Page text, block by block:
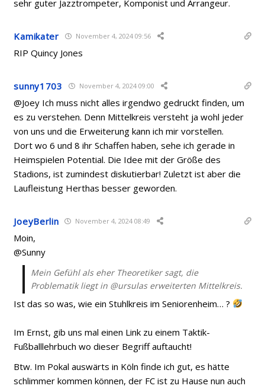
sehr guter Jazztrompeter, Komponist und Arrangeur.
Kamikater November 4, 2024 09:56
RIP Quincy Jones
sunny1703 November 4, 2024 09:00
@Joey Ich muss nicht alles irgendwo gedruckt finden, um
es zu verstehen. Denn Mittelkreis versteht ja wohl jeder
von uns und die Erweiterung kann ich mir vorstellen.
Dort wo 6 und 8 ihr Schaffen haben, sehe ich gerade in
Heimspielen Potential. Die Idee mit der Größe des
Stadions, ist zumindest diskutierbar! Zuletzt ist aber die
Laufleistung Herthas besser geworden.
JoeyBerlin November 4, 2024 08:49
Moin,
@Sunny
Mein Gefühl als eher Theoretiker sagt, die
Problematik liegt in @ursulas erweiterten Mittelkreis.
Ist das so was, wie ein Stuhlkreis im Seniorenheim… ?
Im Ernst, gib uns mal einen Link zu einem Taktik-
Fußballlehrbuch wo dieser Begriff auftaucht!
Btw. Im Pokal auswärts in Köln finde ich gut, es hätte
schlimmer kommen können, der FC ist zu Hause nun auch